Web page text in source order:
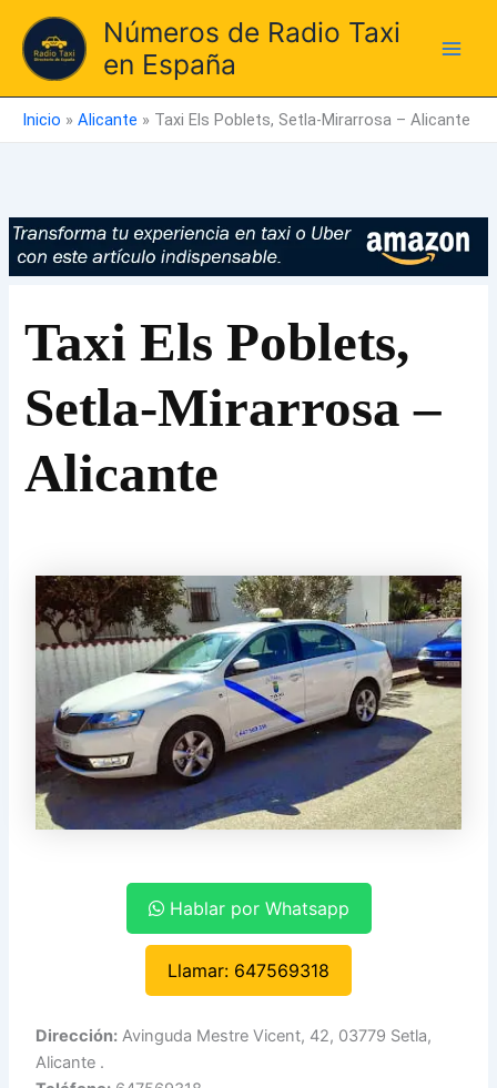
contenido
Números de Radio Taxi
en España
Inicio » Alicante » Taxi Els Poblets, Setla-Mirarrosa – Alicante
Taxi Els Poblets,
Setla-Mirarrosa –
Alicante
Hablar por Whatsapp
Llamar: 647569318
Dirección: Avinguda Mestre Vicent, 42, 03779 Setla,
Alicante .